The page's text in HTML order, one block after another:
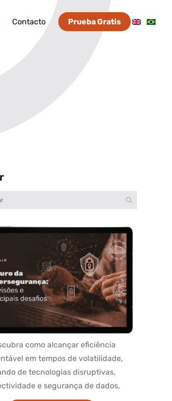
Contacto Prueba Gratis
como alcançar eficiência
em tempos de volatilidade,
de tecnologias disruptivas,
e segurança de dados.